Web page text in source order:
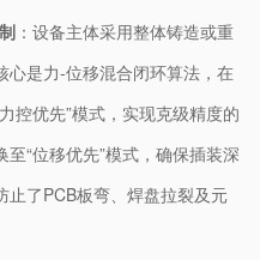
：设备主体采用整体铸造或重
心是力-位移混合闭环算法，在
控优先”模式，实现克级精度的
“位移优先”模式，确保插装深
止了PCB板弯、焊盘拉裂及元